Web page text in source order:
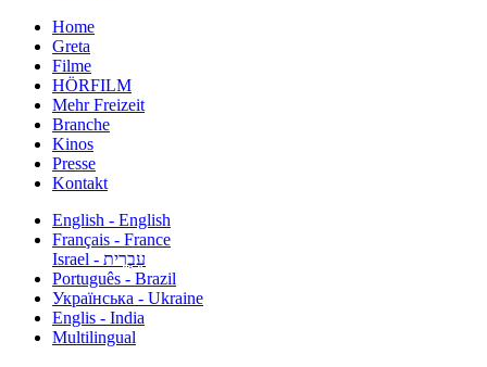
Home
Greta
Filme
HÖRFILM
Mehr Freizeit
Branche
Kinos
Presse
Kontakt
English - English
Français - France
עִבְרִית - Israel
Português - Brazil
Українська - Ukraine
Englis - India
Multilingual